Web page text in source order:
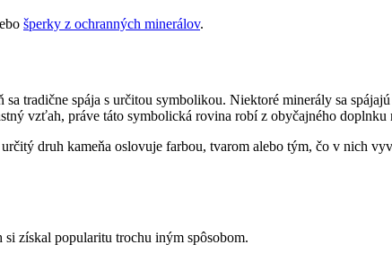
šperky z ochranných minerálov.
spája s určitou symbolikou. Niektoré minerály sa
vzťah, práve táto symbolická rovina robí z obyčajného doplnku
druh kameňa oslovuje farbou, tvarom alebo tým, čo v nich
získal popularitu trochu iným spôsobom.